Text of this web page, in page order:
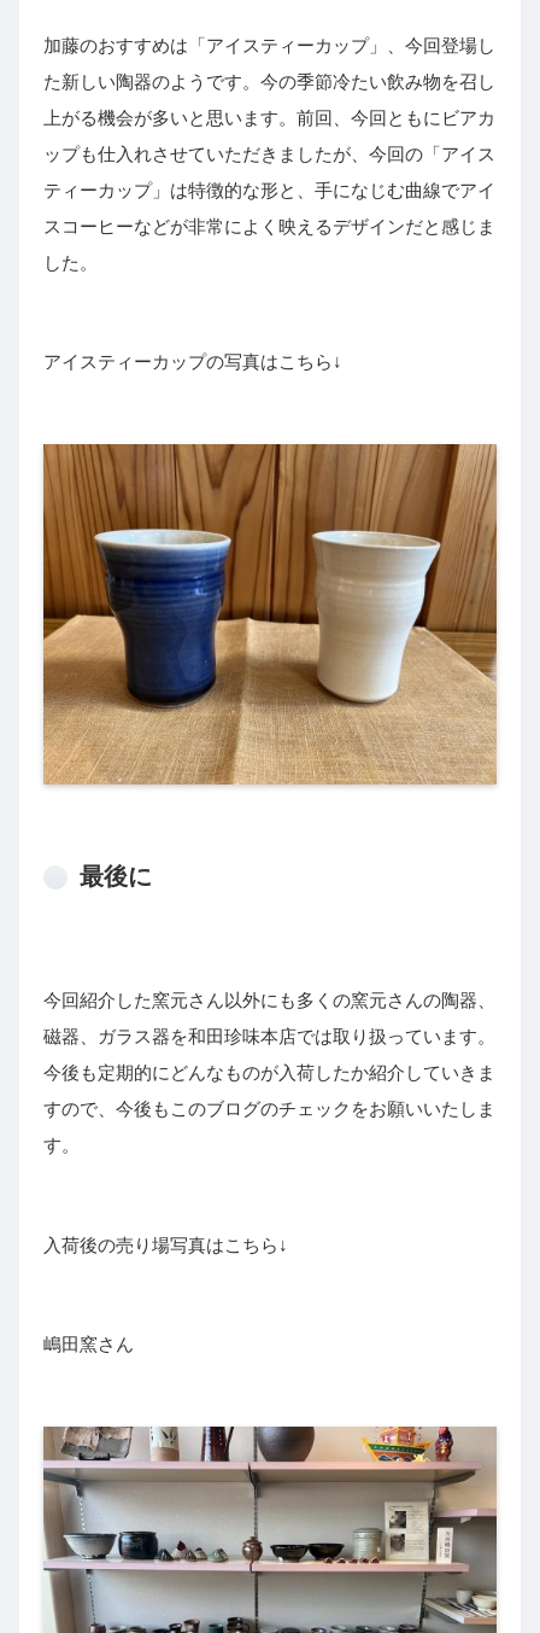
加藤のおすすめは「アイスティーカップ」、今回登場し
た新しい陶器のようです。今の季節冷たい飲み物を召し
上がる機会が多いと思います。前回、今回ともにビアカ
ップも仕入れさせていただきましたが、今回の「アイス
ティーカップ」は特徴的な形と、手になじむ曲線でアイ
スコーヒーなどが非常によく映えるデザインだと感じま
した。
アイスティーカップの写真はこちら↓
最後に
今回紹介した窯元さん以外にも多くの窯元さんの陶器、
磁器、ガラス器を和田珍味本店では取り扱っています。
今後も定期的にどんなものが入荷したか紹介していきま
すので、今後もこのブログのチェックをお願いいたしま
す。
入荷後の売り場写真はこちら↓
嶋田窯さん